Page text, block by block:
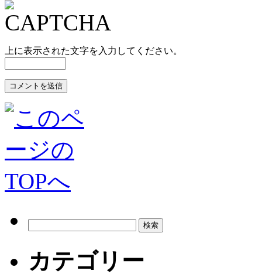
上に表示された文字を入力してください。
カテゴリー